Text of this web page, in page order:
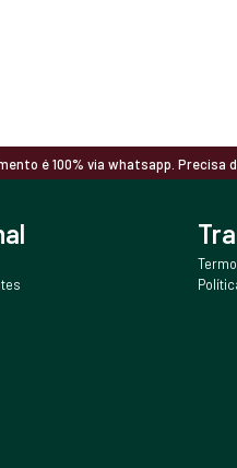
é 100% via whatsapp. Precisa de